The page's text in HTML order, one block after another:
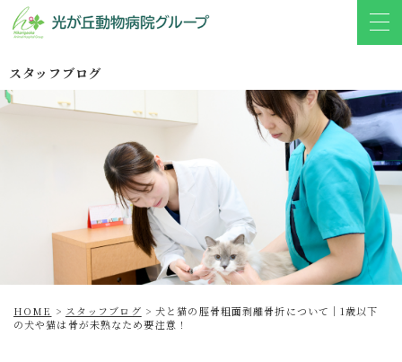
スタッフブログ
HOME > スタッフブログ >犬と猫の脛骨粗面剥離骨折について｜1歳以下
の犬や猫は骨が未熟なため要注意！